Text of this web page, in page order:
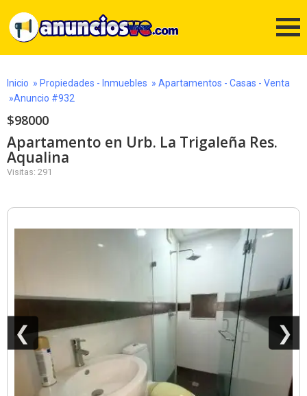
Inicio » Propiedades - Inmuebles » Apartamentos - Casas - Venta
»Anuncio #932
$98000
Apartamento en Urb. La Trigaleña Res.
Aqualina
Visitas: 291
❮ ❯